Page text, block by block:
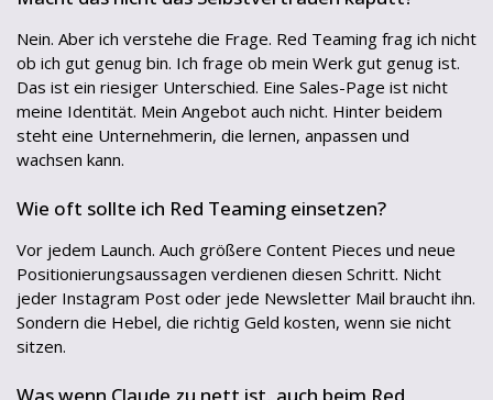
Nein. Aber ich verstehe die Frage. Red Teaming frag ich nicht
ob ich gut genug bin. Ich frage ob mein Werk gut genug ist.
Das ist ein riesiger Unterschied. Eine Sales-Page ist nicht
meine Identität. Mein Angebot auch nicht. Hinter beidem
steht eine Unternehmerin, die lernen, anpassen und
wachsen kann.
Wie oft sollte ich Red Teaming einsetzen?
Vor jedem Launch. Auch größere Content Pieces und neue
Positionierungsaussagen verdienen diesen Schritt. Nicht
jeder Instagram Post oder jede Newsletter Mail braucht ihn.
Sondern die Hebel, die richtig Geld kosten, wenn sie nicht
sitzen.
Was wenn Claude zu nett ist, auch beim Red